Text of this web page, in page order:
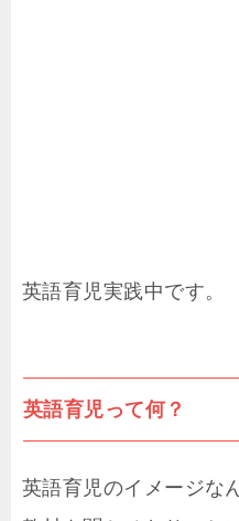
英語育児実践中です。
英語育児って何？
英語育児のイメージな